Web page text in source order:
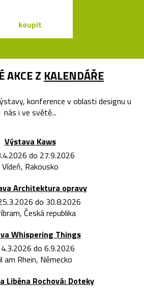
koupit
AKCE Z KALENDÁŘE
konference v oblasti designu u
nás i ve světě...
Výstava Kaws
do 27.9.2026
Vídeň, Rakousko
Architektura opravy
do 30.8.2026
Česká republika
Whispering Things
do 6.9.2026
am Rhein, Německo
Liběna Rochová: Doteky